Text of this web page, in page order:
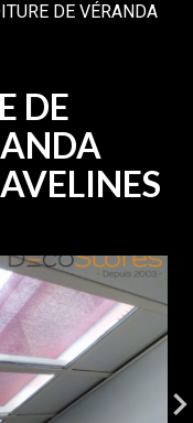
DE VÉRANDA
DE